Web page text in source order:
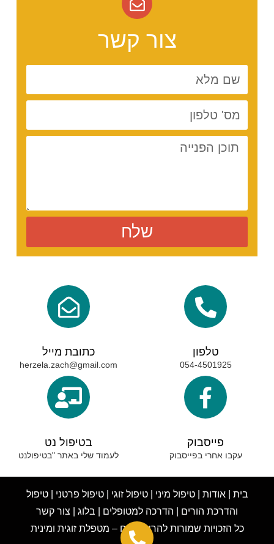
צור קשר
שלח
טלפון
054-4501925
כתובת מייל
herzela.zach@gmail.com
פייסבוק
עקבו אחרי בפייסבוק
בטיפול נט
לעמוד שלי באתר "בטיפולנט
בית |אודות |טיפול מיני |טיפול זוגי |טיפול פרטני |טיפול
והדרכת הורים
הדרכה למטופלים בלוג
צור קשר
כל הזכויות שמורות להרצלה צח – מטפלת זוגית ומינית